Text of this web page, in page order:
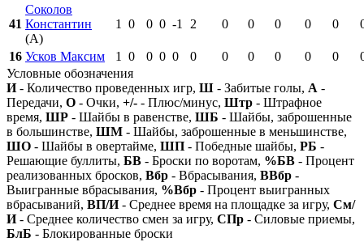
41
Соколов
Константин
(А)
1 0 0 0 -1 2 0 0 0 0 0
16 Усков Максим 1 0 0 0 0 0 0 0 0 0 0
Условные обозначения
И- Количество проведенных игр, Ш - Забитые голы, А -
Передачи, О - Очки, +/- - Плюс/минус, Штр - Штрафное
время, ШР - Шайбы в равенстве, ШБ - Шайбы, заброшенные
в большинстве, ШМ - Шайбы, заброшенные в меньшинстве,
ШО - Шайбы в овертайме, ШП - Победные шайбы, РБ -
Решающие буллиты, БВ - Броски по воротам, %БВ - Процент
реализованных бросков, Вбр - Вбрасывания, ВВбр -
Выигранные вбрасывания, %Вбр - Процент выигранных
вбрасываний, ВП/И- Среднее время на площадке за игру, См/
И- Среднее количество смен за игру, СПр - Силовые приемы,
БлБ - Блокированные броски